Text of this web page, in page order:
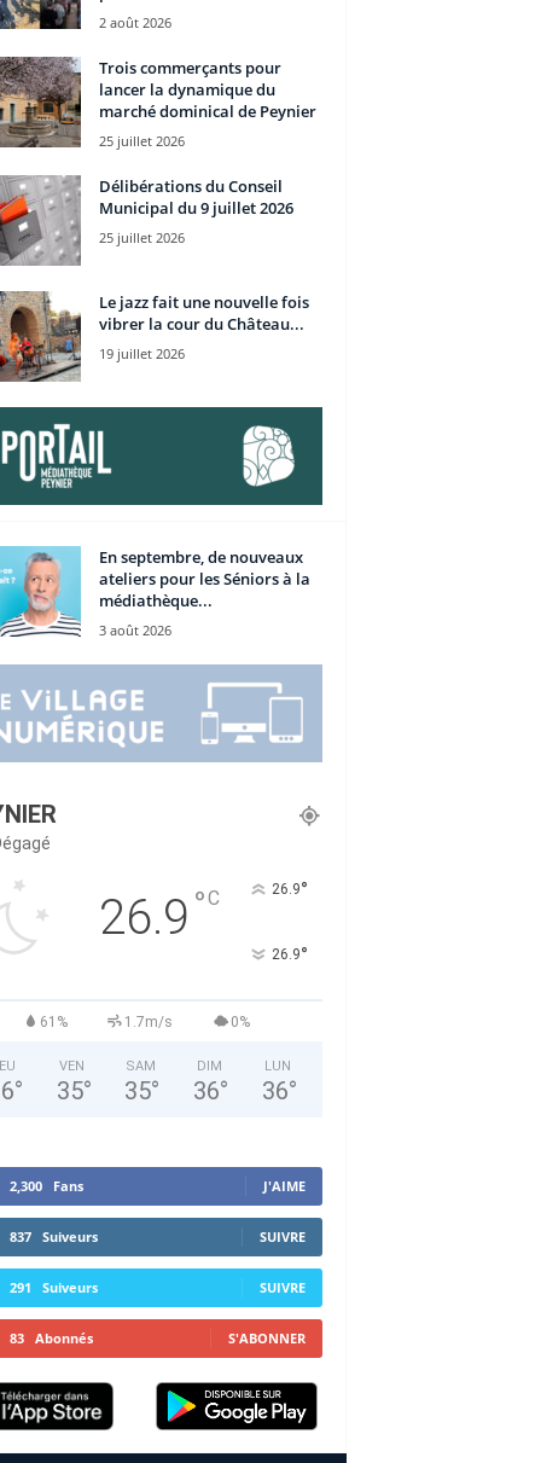
2 août 2026
Trois commerçants pour
lancer la dynamique du
marché dominical de Peynier
25 juillet 2026
Délibérations du Conseil
Municipal du 9 juillet 2026
25 juillet 2026
Le jazz fait une nouvelle fois
vibrer la cour du Château...
19 juillet 2026
En septembre, de nouveaux
ateliers pour les Séniors à la
médiathèque...
3 août 2026
26.9 °C 26.9°
26.9°
61% 1.7m/s 0%
°
VEN
35°
SAM
35°
DIM
36°
LUN
36°
2,300 Fans J'AIME
837 Suiveurs SUIVRE
291 Suiveurs SUIVRE
83 Abonnés S'ABONNER